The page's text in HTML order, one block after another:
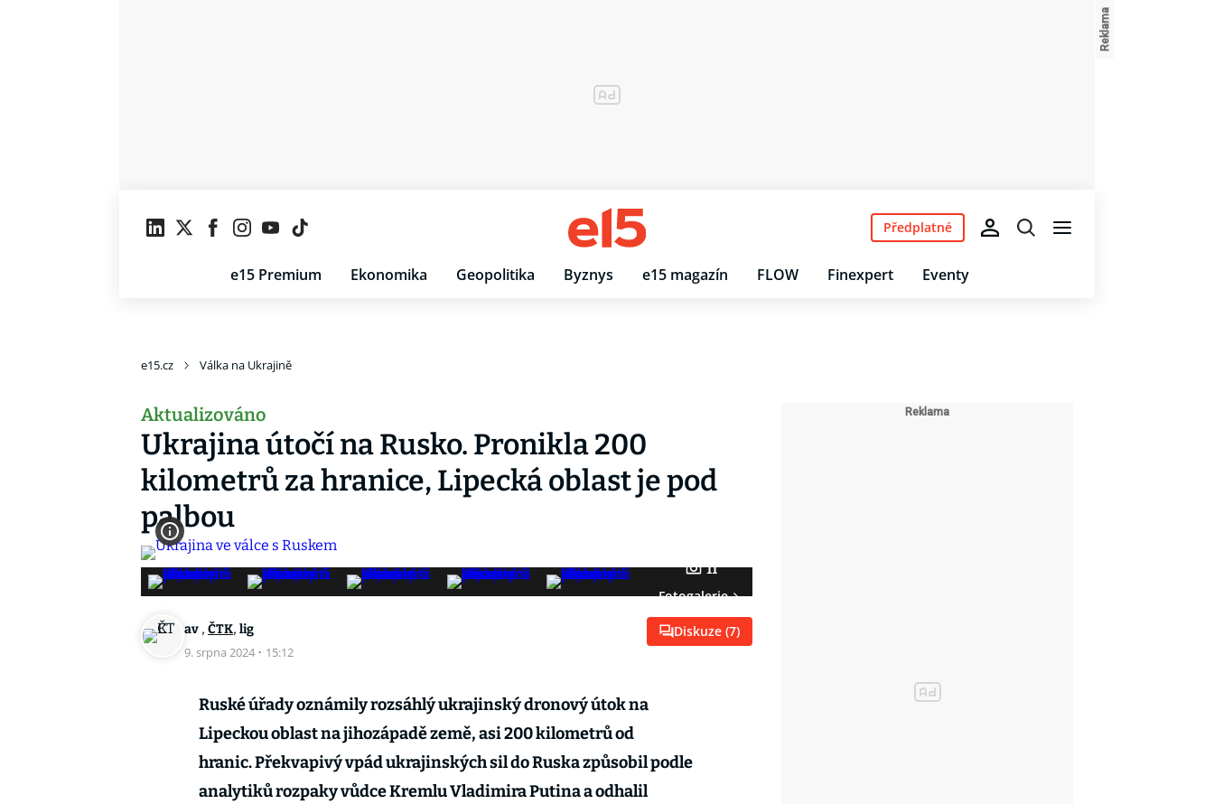
e15 Premium Ekonomika Geopolitika Byznys e15 magazín FLOW Finexpert Eventy
Předplatné
e15.cz Válka na Ukrajině
Aktualizováno
Ukrajina útočí na Rusko. Pronikla 200
kilometrů za hranice, Lipecká oblast je pod
palbou
11
Fotogalerie
av , ČTK, lig
9. srpna 2024 · 15:12
Diskuze (7)
Ruské úřady oznámily rozsáhlý ukrajinský dronový útok na
Lipeckou oblast na jihozápadě země, asi 200 kilometrů od
hranic. Překvapivý vpád ukrajinských sil do Ruska způsobil podle
analytiků rozpaky vůdce Kremlu Vladimira Putina a odhalil